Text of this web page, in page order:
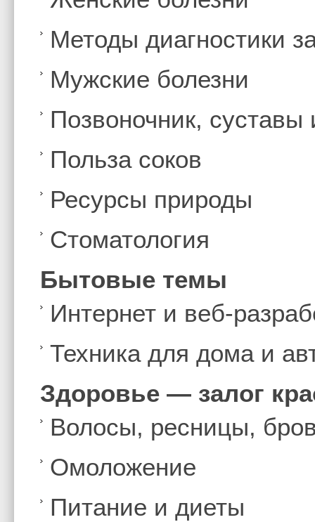
Методы диагностики
Мужские болезни
Позвоночник,
Польза соков
Ресурсы природы
Стоматология
Бытовые темы
Интернет и веб-
Техника для дома и
Здоровье — залог
Волосы, ресницы,
Омоложение
Питание и диеты